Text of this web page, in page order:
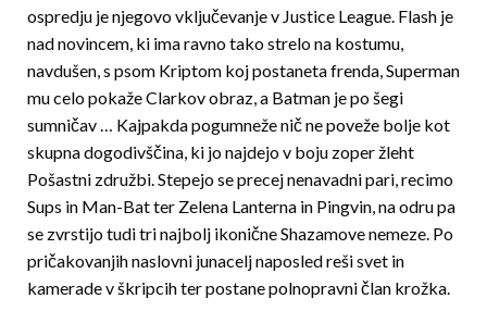
ospredju je njegovo vključevanje v Justice League. Flash je
nad novincem, ki ima ravno tako strelo na kostumu,
navdušen, s psom Kriptom koj postaneta frenda, Superman
mu celo pokaže Clarkov obraz, a Batman je po šegi
sumničav … Kajpakda pogumneže nič ne poveže bolje kot
skupna dogodivščina, ki jo najdejo v boju zoper žleht
Pošastni združbi. Stepejo se precej nenavadni pari, recimo
Sups in Man-Bat ter Zelena Lanterna in Pingvin,na odru pa
se zvrstijo tudi tri najbolj ikonične Shazamove nemeze. Po
pričakovanjih naslovni junacelj naposled reši svet in
kamerade v škripcih ter postane polnopravni član krožka.